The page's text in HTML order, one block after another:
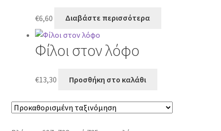
€6,60 Διαβάστε περισσότερα
Φίλοι στον λόφο
€13,30 Προσθήκη στο καλάθι